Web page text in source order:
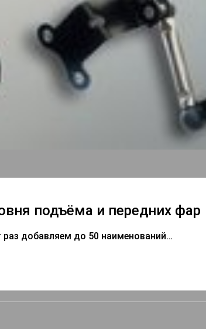
подъёма и передних фар
добавляем до 50 наименований…